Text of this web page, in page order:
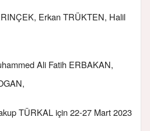
Erkan TRÜKTEN, Halil
Ali Fatih ERBAKAN,
TÜRKAL için 22-27 Mart 2023